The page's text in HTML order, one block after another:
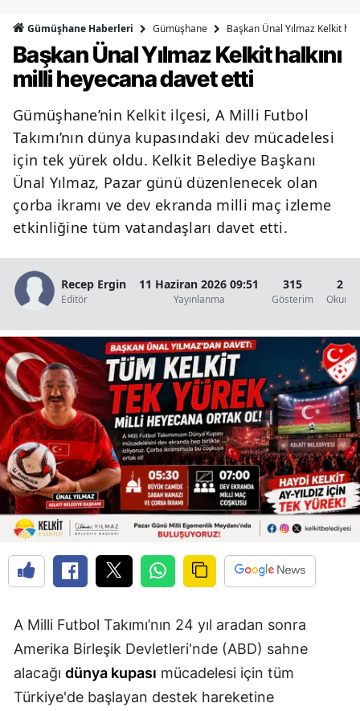
Bingöl
Bitlis
Bolu
Bursa
Çanakkale
Çorum
Diyarbakır
Edirne
Elazığ
Erzincan
Erzurum
Eskişehir
Gaziantep
Giresun
Hakkari
Hatay
Gümüşhane Haberleri Gümüşhane Başkan Ünal Yılmaz Kelkit
Başkan Ünal Yılmaz Kelkit halkını
milli heyecana davet etti
Gümüşhane’nin Kelkit ilçesi, A Milli Futbol
Takımı’nın dünya kupasındaki dev mücadelesi
için tek yürek oldu. Kelkit Belediye Başkanı
Ünal Yılmaz, Pazar günü düzenlenecek olan
çorba ikramı ve dev ekranda milli maç izleme
etkinliğine tüm vatandaşları davet etti.
Recep Ergin
Editör
11 Haziran 2026 09:51
Yayınlanma
315
Gösterim
2
A Milli Futbol Takımı’nın 24 yıl aradan sonra
Amerika Birleşik Devletleri'nde (ABD) sahne
alacağı dünya kupası mücadelesi için tüm
Türkiye'de başlayan destek hareketine